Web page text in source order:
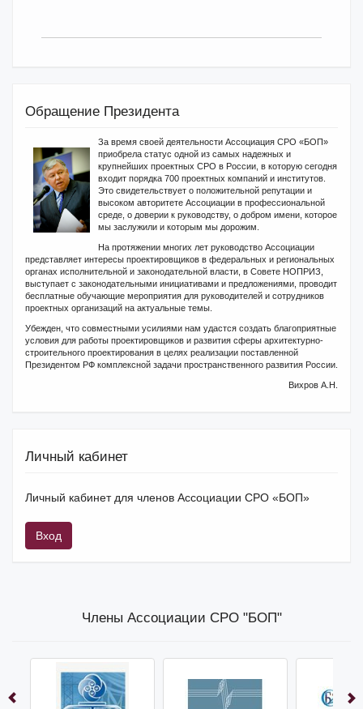
Обращение Президента
За время своей деятельности Ассоциация СРО «БОП»
приобрела статус одной из самых надежных и
крупнейших проектных СРО в России, в которую сегодня
входит порядка 700 проектных компаний и институтов.
Это свидетельствует о положительной репутации и
высоком авторитете Ассоциации в профессиональной
среде, о доверии к руководству, о добром имени, которое
мы заслужили и которым мы дорожим.
На протяжении многих лет руководство Ассоциации
представляет интересы проектировщиков в федеральных и региональных
органах исполнительной и законодательной власти, в Совете НОПРИЗ,
выступает с законодательными инициативами и предложениями, проводит
бесплатные обучающие мероприятия для руководителей и сотрудников
проектных организаций на актуальные темы.
Убежден, что совместными усилиями нам удастся создать благоприятные
условия для работы проектировщиков и развития сферы архитектурно-
строительного проектирования в целях реализации поставленной
Президентом РФ комплексной задачи пространственного развития России.
Вихров А.Н.
Личный кабинет
Личный кабинет для членов Ассоциации СРО «БОП»
Вход
Члены Ассоциации СРО "БОП"